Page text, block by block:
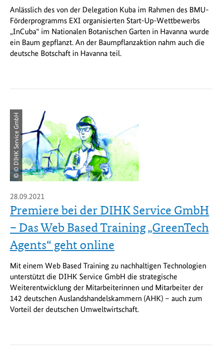
Anlässlich des von der Delegation Kuba im Rahmen des BMU-
Förderprogramms EXI organisierten Start-Up-Wettbewerbs
„InCuba“ im Nationalen Botanischen Garten in Havanna wurde
ein Baum gepflanzt. An der Baumpflanzaktion nahm auch die
deutsche Botschaft in Havanna teil.
© © DIHK Service GmbH
28.09.2021
Premiere bei der DIHK Service GmbH
– Das Web Based Training „GreenTech
Agents“ geht online
Mit einem Web Based Training zu nachhaltigen Technologien
unterstützt die DIHK Service GmbH die strategische
Weiterentwicklung der Mitarbeiterinnen und Mitarbeiter der
142 deutschen Auslandshandelskammern (AHK) – auch zum
Vorteil der deutschen Umweltwirtschaft.